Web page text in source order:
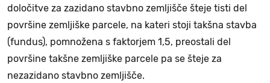
določitve za zazidano stavbno zemljišče šteje tisti del
površine zemljiške parcele, na kateri stoji takšna stavba
(fundus), pomnožena s faktorjem 1,5, preostali del
površine takšne zemljiške parcele pa se šteje za
nezazidano stavbno zemljišče.